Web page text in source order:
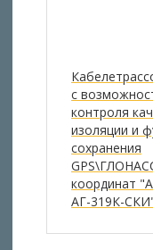
с
контроля
изоляции и
сохранения
координат
AГ-319К-